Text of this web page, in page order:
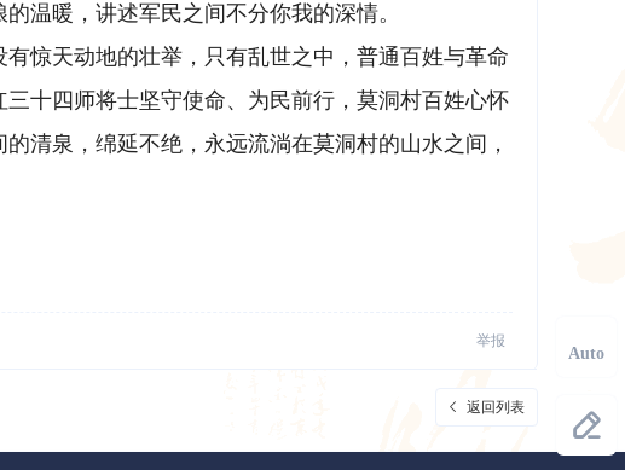
温暖，讲述军民之间不分你我的深情。
惊天动地的壮举，只有乱世之中，普通百姓与革命
十四师将士坚守使命、为民前行，莫洞村百姓心怀
清泉，绵延不绝，永远流淌在莫洞村的山水之间，
举报
返回列表